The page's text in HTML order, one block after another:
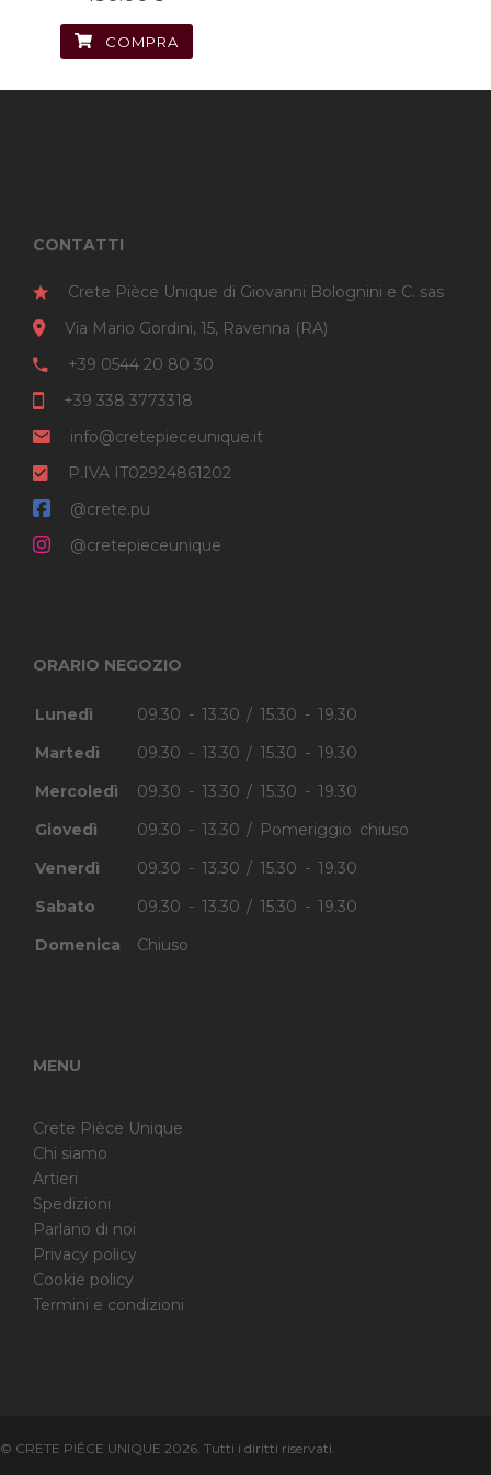
COMPRA
CONTATTI
Crete Pièce Unique di Giovanni Bolognini e C. sas
Via Mario Gordini, 15, Ravenna (RA)
+39 0544 20 80 30
+39 338 3773318
info@cretepieceunique.it
P.IVA IT02924861202
@crete.pu
@cretepieceunique
ORARIO NEGOZIO
Lunedì
09.30 - 13.30 / 15.30 - 19.30
Martedì
09.30 - 13.30 / 15.30 - 19.30
Mercoledì
09.30 - 13.30 / 15.30 - 19.30
Giovedì
09.30 - 13.30 / Pomeriggio chiuso
Venerdì
09.30 - 13.30 / 15.30 - 19.30
Sabato
09.30 - 13.30 / 15.30 - 19.30
Domenica
Chiuso
MENU
Crete Pièce Unique
Chi siamo
Artieri
Spedizioni
Parlano di noi
Privacy policy
Cookie policy
Termini e condizioni
© CRETE PIÊCE UNIQUE 2026. Tutti i diritti riservati.